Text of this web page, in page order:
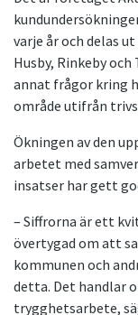
varje år och delas
Husby, Rinkeby
annat frågor kring
område utifrån
Ökningen av den
arbetet med
insatser har gett
– Siffrorna är ett
övertygad om att
kommunen och
detta. Det handlar
trygghetsarbete,